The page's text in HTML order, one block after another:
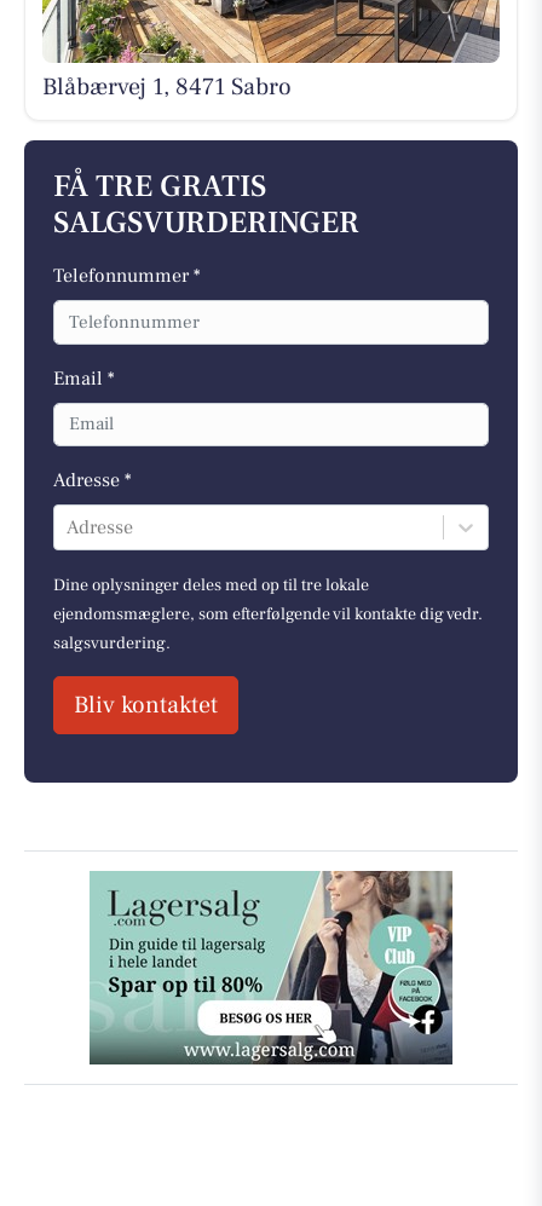
Blåbærvej 1, 8471 Sabro
FÅ TRE GRATIS
SALGSVURDERINGER
Telefonnummer *
Email *
Adresse *
Adresse
Dine oplysninger deles med op til tre lokale
ejendomsmæglere, som efterfølgende vil kontakte dig vedr.
salgsvurdering.
Bliv kontaktet